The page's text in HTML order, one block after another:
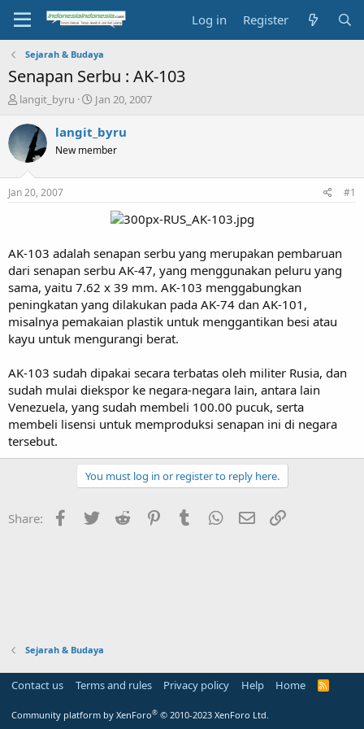
Log in Register
Sejarah & Budaya
Senapan Serbu : AK-103
T
r
e
a
t
e
r
langit_byru
S
a
r
t
Jan 20, 2007
langit_byru
New member
Jan 20, 2007 #1
AK-103 adalah senapan serbu yang merupakan pembaruan
dari senapan serbu AK-47, yang menggunakan peluru yang
sama, yaitu 7.62 x 39 mm. AK-103 menggabungkan
peningkatan yang dilakukan pada AK-74 dan AK-101,
misalnya pemakaian plastik untuk menggantikan besi atau
kayu untuk mengurangi berat.
AK-103 sudah dipakai secara terbatas oleh militer Rusia, dan
sudah mulai diekspor ke negara-negara lain, antara lain
Venezuela, yang sudah membeli 100.00 pucuk, serta
membeli lisensi untuk memproduksi senapan ini di negara
tersebut.
You must log in or register to reply here.
Share: Facebook
Twitter Reddit PinterestTumblr WhatsApp
Email
Sejarah & Budaya
Contact us Terms and rules Privacy policy Help Home
R
Community platform by XenForo® © 2010-2023 XenForo Ltd.